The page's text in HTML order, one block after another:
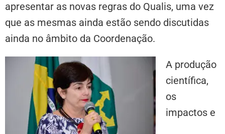
apresentar as novas regras do Qualis, uma vez
que as mesmas ainda estão sendo discutidas
ainda no âmbito da Coordenação.
A produção
científica,
os
impactos e